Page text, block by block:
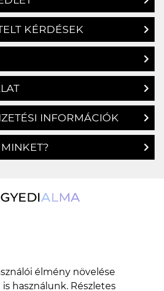
KÉRDÉSEK
INFORMÁCIÓK
élmény növelése
használunk. Részletes